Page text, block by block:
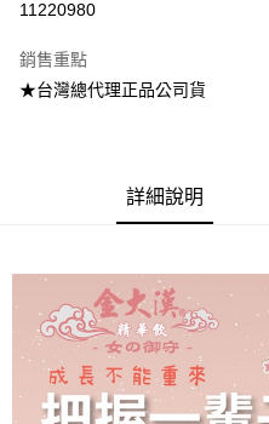
悠遊付
AFTEE先享後付
AFTEE先享後付是「在收到商品之
便利好安心！
１．簡單：不需註冊會員、不需綁卡
２．便利：只要手機號碼，簡訊認證
３．安心：先確認商品／服務後，再
【「AFTEE先享後付」結帳流程】
ATM付款
運送方式
全家取貨付款
每筆NT$70，滿NT$600(含以上
11220980
銷售重點
★台灣總代理正品公司貨
詳細說明